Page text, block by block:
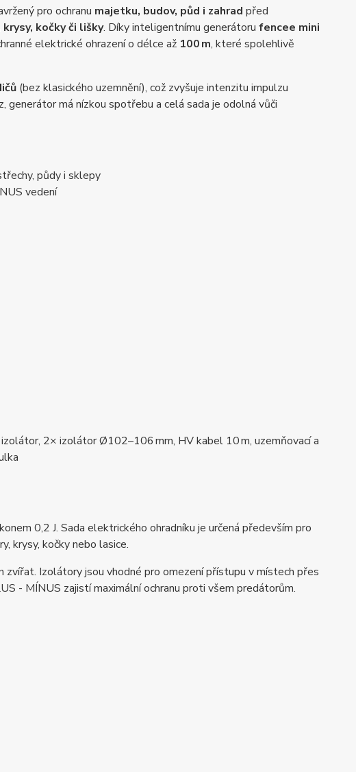
pro ochranu majetku, budov, půd i zahrad před
krysy, kočky či lišky. Díky inteligentnímu generátoru fencee mini
elektrické ohrazení o délce až 100 m, které spolehlivě
(bez klasického uzemnění), což zvyšuje intenzitu impulzu
má nízkou spotřebu a celá sada je odolná vůči
půdy i sklepy
vedení
2× izolátor Ø102–106 mm, HV kabel 10 m, uzemňovací a
0,2 J. Sada elektrického ohradníku je určená především pro
krysy, kočky nebo lasice.
Izolátory jsou vhodné pro omezení přístupu v místech přes
- MÍNUS zajistí maximální ochranu proti všem predátorům.